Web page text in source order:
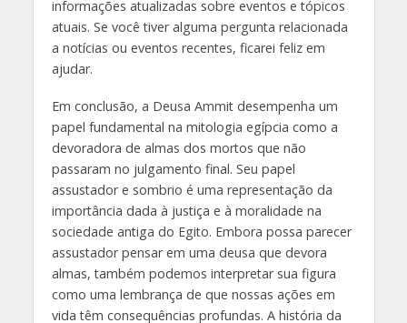
informações atualizadas sobre eventos e tópicos
atuais. Se você tiver alguma pergunta relacionada
a notícias ou eventos recentes, ficarei feliz em
ajudar.
Em conclusão, a Deusa Ammit desempenha um
papel fundamental na mitologia egípcia como a
devoradora de almas dos mortos que não
passaram no julgamento final. Seu papel
assustador e sombrio é uma representação da
importância dada à justiça e à moralidade na
sociedade antiga do Egito. Embora possa parecer
assustador pensar em uma deusa que devora
almas, também podemos interpretar sua figura
como uma lembrança de que nossas ações em
vida têm consequências profundas. A história da